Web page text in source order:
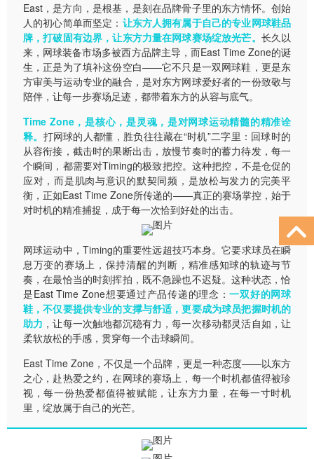
East，是方向，是根基，是刻在品牌骨子里的东方情怀。创始
人的初心简单而坚定： 让东方人拥有属于自己的专业网球鞋品
牌，打破固有边界，让东方力量在网球赛场绽放光芒。 长久以
来，网球装备市场多被西方品牌主导，而East Time Zone的诞
生，正是为了填补这份空白——它不只是一双网球鞋，更是东
方审美与运动专业的融合，是对东方网球爱好者的一份致敬与
陪伴，让每一步赛场足迹，都带着东方的从容与底气。
Time Zone，是核心，是灵魂，是对网球运动精髓的精准诠
释。 打网球的人都懂，胜负往往藏在“时机”二字里：回球时的
从容衔接，截击时的果断出击，放慢节奏时的蓄力待发，每一
个瞬间，都需要对Timing的极致把控。这种把控，不是仓促的
应对，而是肌肉与意识的默契同频，是放松与发力的完美平
衡，正如East Time Zone所传递的——真正的赛场掌控，始于
对时机的精准捕捉，成于每一次恰到好处的出击。
网球运动中，Timing的重要性远超技巧本身。它要求球员在瞬
息万变的赛场上，保持清醒的判断，精准感知球的轨迹与节
奏，在最恰当的时刻挥拍，既不急躁也不迟疑。这种状态，恰
是East Time Zone想要通过产品传递的理念：一双好的网球
鞋，不仅要提供专业的支撑与舒适，更要成为球员把握时机的
助力 ，让每一次触地都沉稳有力，每一次移动都灵活自如，让
柔软放松的手感，贯穿每一个击球瞬间。
East Time Zone，不仅是一个品牌，更是一种态度——以东方
之心，赴热爱之约，在网球的赛场上，每一个时机都值得被珍
视，每一份热爱都值得被赋能，让东方力量，在每一寸时机
里，绽放属于自己的光芒。